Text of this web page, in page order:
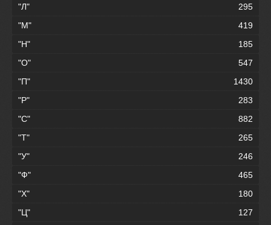
"Л"
295
"М"
419
"Н"
185
"О"
547
"П"
1430
"Р"
283
"С"
882
"Т"
265
"У"
246
"Ф"
465
"Х"
180
"Ц"
127